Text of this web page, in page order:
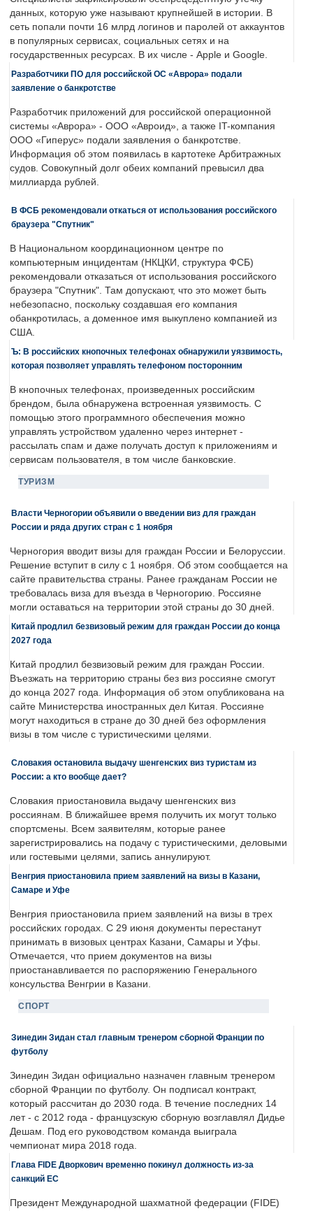
данных, которую уже называют крупнейшей в истории. В
сеть попали почти 16 млрд логинов и паролей от аккаунтов
в популярных сервисах, социальных сетях и на
государственных ресурсах. В их числе - Apple и Google.
Разработчики ПО для российской ОС «Аврора» подали
заявление о банкротстве
Разработчик приложений для российской операционной
системы «Аврора» - ООО «Авроид», а также IT-компания
ООО «Гиперус» подали заявления о банкротстве.
Информация об этом появилась в картотеке Арбитражных
судов. Совокупный долг обеих компаний превысил два
миллиарда рублей.
В ФСБ рекомендовали откаться от использования российского
браузера "Спутник"
В Национальном координационном центре по
компьютерным инцидентам (НКЦКИ, структура ФСБ)
рекомендовали отказаться от использования российского
браузера "Спутник". Там допускают, что это может быть
небезопасно, поскольку создавшая его компания
обанкротилась, а доменное имя выкуплено компанией из
США.
Ъ: В российских кнопочных телефонах обнаружили уязвимость,
которая позволяет управлять телефоном посторонним
В кнопочных телефонах, произведенных российским
брендом, была обнаружена встроенная уязвимость. С
помощью этого программного обеспечения можно
управлять устройством удаленно через интернет -
рассылать спам и даже получать доступ к приложениям и
сервисам пользователя, в том числе банковские.
ТУРИЗМ
Власти Черногории объявили о введении виз для граждан
России и ряда других стран с 1 ноября
Черногория вводит визы для граждан России и Белоруссии.
Решение вступит в силу с 1 ноября. Об этом сообщается на
сайте правительства страны. Ранее гражданам России не
требовалась виза для въезда в Черногорию. Россияне
могли оставаться на территории этой страны до 30 дней.
Китай продлил безвизовый режим для граждан России до конца
2027 года
Китай продлил безвизовый режим для граждан России.
Въезжать на территорию страны без виз россияне смогут
до конца 2027 года. Информация об этом опубликована на
сайте Министерства иностранных дел Китая. Россияне
могут находиться в стране до 30 дней без оформления
визы в том числе с туристическими целями.
Словакия остановила выдачу шенгенских виз туристам из
России: а кто вообще дает?
Словакия приостановила выдачу шенгенских виз
россиянам. В ближайшее время получить их могут только
спортсмены. Всем заявителям, которые ранее
зарегистрировались на подачу с туристическими, деловыми
или гостевыми целями, запись аннулируют.
Венгрия приостановила прием заявлений на визы в Казани,
Самаре и Уфе
Венгрия приостановила прием заявлений на визы в трех
российских городах. С 29 июня документы перестанут
принимать в визовых центрах Казани, Самары и Уфы.
Отмечается, что прием документов на визы
приостанавливается по распоряжению Генерального
консульства Венгрии в Казани.
СПОРТ
Зинедин Зидан стал главным тренером сборной Франции по
футболу
Зинедин Зидан официально назначен главным тренером
сборной Франции по футболу. Он подписал контракт,
который рассчитан до 2030 года. В течение последних 14
лет - с 2012 года - французскую сборную возглавлял Дидье
Дешам. Под его руководством команда выиграла
чемпионат мира 2018 года.
Глава FIDE Дворкович временно покинул должность из-за
санкций ЕС
Президент Международной шахматной федерации (FIDE)